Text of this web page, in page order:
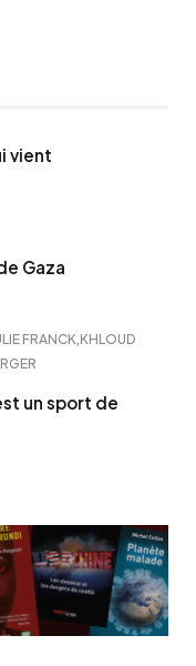
vient
Gaza
FRANCK,KHLOUD
un sport de